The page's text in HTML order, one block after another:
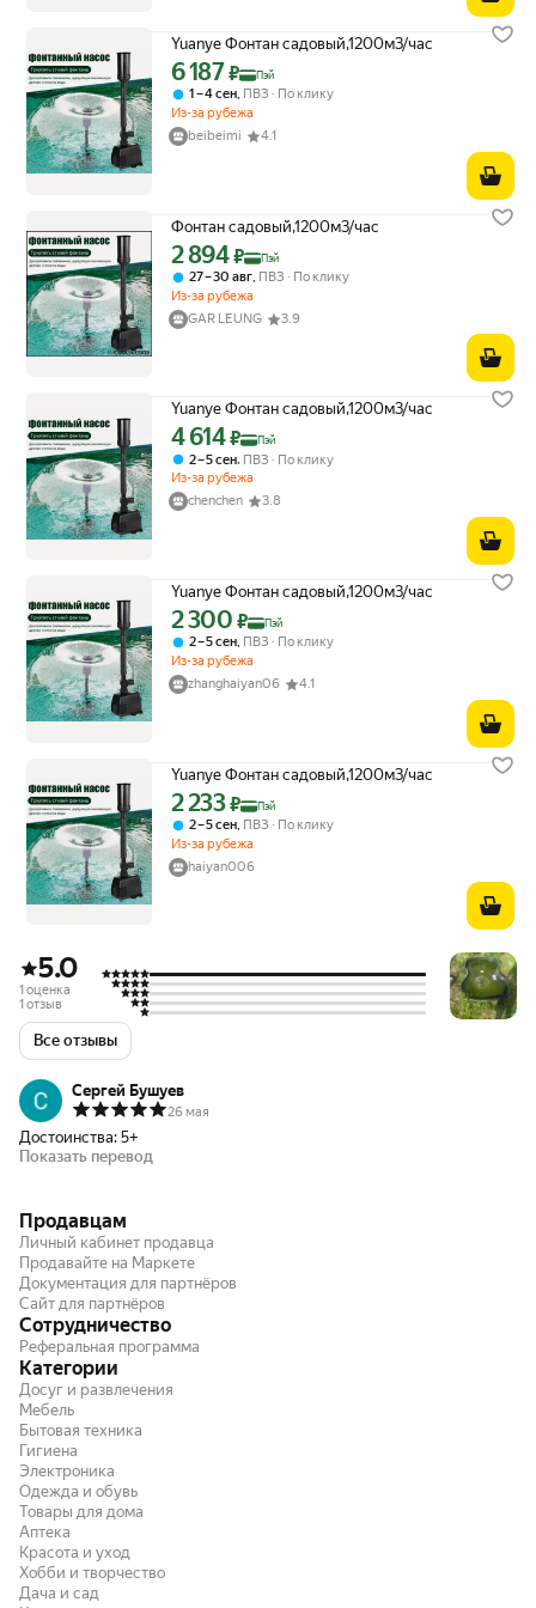
Yuanye Фонтан садовый,1200м3/час
Цена с картой Яндекс Пэй 6187 ₽ вместо
6 187₽ Пэй
1 – 4 сен, ПВЗ
По клику
Из-за рубежа
beibeimi
4.1
Фонтан садовый,1200м3/час
Цена с картой Яндекс Пэй 2894 ₽ вместо
2 894₽ Пэй
27 – 30 авг ПВЗ
По клику
Из-за рубежа
GAR LEUNG
3.9
Yuanye Фонтан садовый,1200м3/час
Цена с картой Яндекс Пэй 4614 ₽ вместо
4 614₽ Пэй
2 – 5 сен, ПВЗ
По клику
Из-за рубежа
chenchen
3.8
Yuanye Фонтан садовый,1200м3/час
Цена с картой Яндекс Пэй 2300 ₽ вместо
2 300 ₽ Пэй
2 – 5 сен, ПВЗ
По клику
Из-за рубежа
zhanghaiyan06
4.1
Yuanye Фонтан садовый,1200м3/час
Цена с картой Яндекс Пэй 2233 ₽ вместо
2 233₽ Пэй
2 – 5 сен ПВЗ
По клику
Из-за рубежа
haiyan006
5.0
1 оценка
1 отзыв
Все отзывы
Сергей Бушуев
26 мая
Достоинства: 5+
Показать перевод
Продавцам
Личный кабинет продавца
Продавайте на Маркете
Документация для партнёров
Сайт для партнёров
Сотрудничество
Реферальная программа
Категории
Досуг и развлечения
Мебель
Бытовая техника
Гигиена
Электроника
Одежда и обувь
Товары для дома
Аптека
Красота и уход
Хобби и творчество
Дача и сад